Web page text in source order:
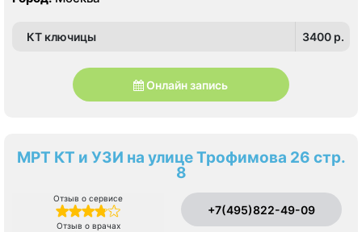
КТ ключицы 3400 p.
Онлайн запись
МРТ КТ и УЗИ на улице Трофимова 26 стр.
8
Отзыв о сервисе
Отзыв о врачах
+7(495)822-49-09